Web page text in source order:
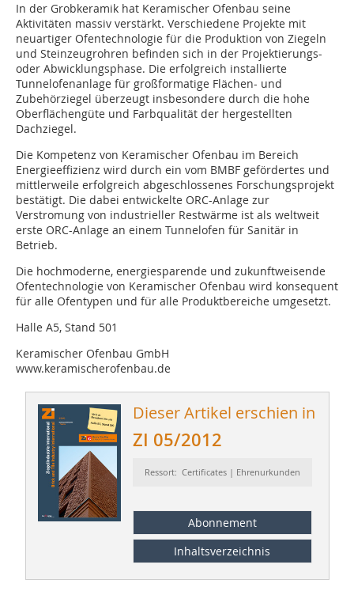
In der Grobkeramik hat Keramischer Ofenbau seine
Aktivitäten massiv verstärkt. Verschiedene Projekte mit
neuartiger Ofentechnologie für die Produktion von Ziegeln
und Steinzeugrohren befinden sich in der Projektierungs-
oder Abwicklungsphase. Die erfolgreich installierte
Tunnelofenanlage für großformatige Flächen- und
Zubehörziegel überzeugt insbesondere durch die hohe
Oberflächengüte und Farbqualität der hergestellten
Dachziegel.
Die Kompetenz von Keramischer Ofenbau im Bereich
Energieeffizienz wird durch ein vom BMBF gefördertes und
mittlerweile erfolgreich abgeschlossenes Forschungsprojekt
bestätigt. Die dabei entwickelte ORC-Anlage zur
Verstromung von industrieller Restwärme ist als weltweit
erste ORC-Anlage an einem Tunnelofen für Sanitär in
Betrieb.
Die hochmoderne, energiesparende und zukunftweisende
Ofentechnologie von Keramischer Ofenbau wird konsequent
für alle Ofentypen und für alle Produktbereiche umgesetzt.
Halle A5, Stand 501
Keramischer Ofenbau GmbH
www.keramischerofenbau.de
Dieser Artikel erschien in
ZI 05/2012
Ressort: Certificates | Ehrenurkunden
Abonnement
Inhaltsverzeichnis